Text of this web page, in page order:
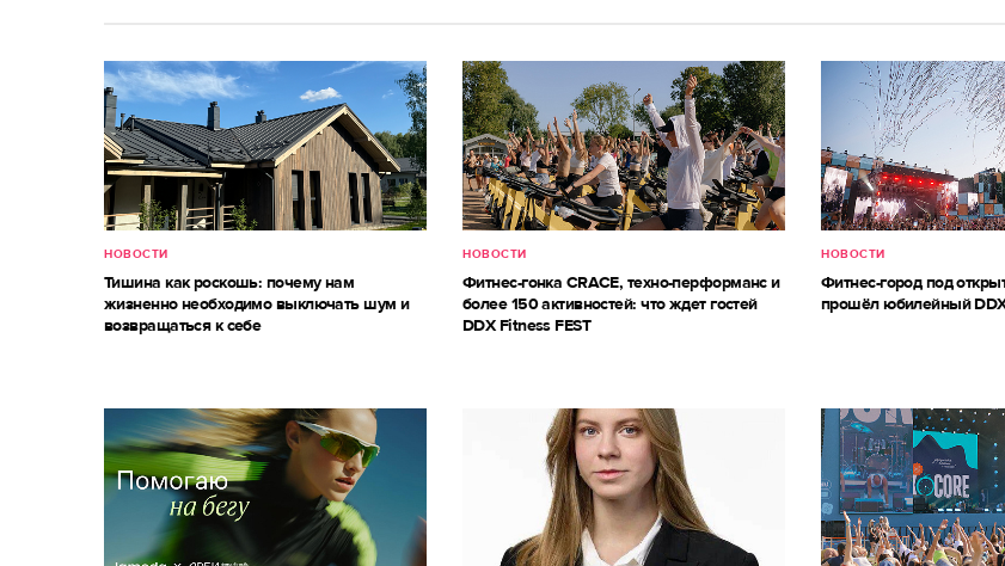
НОВОСТИ
Тишина как роскошь: почему нам
жизненно необходимо выключать шум и
возвращаться к себе
НОВОСТИ
Фитнес-гонка CRACE, техно-перформанс и
более 150 активностей: что ждет гостей
DDX Fitness FEST
НОВОСТИ
Фитнес-город под
прошёл юбилейный